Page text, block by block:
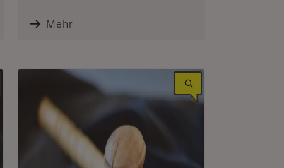
Mehr